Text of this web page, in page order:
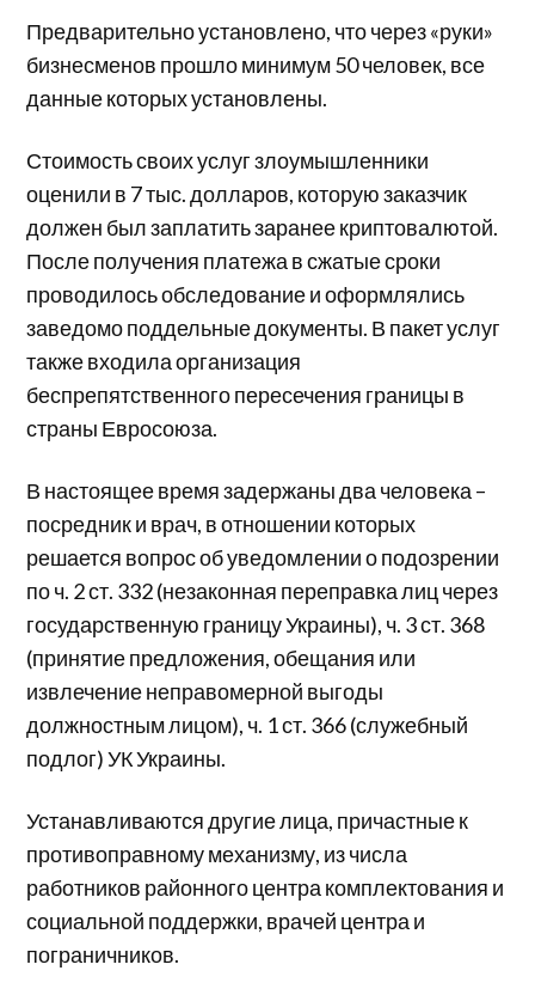
Предварительно установлено, что через «руки»
бизнесменов прошло минимум 50 человек, все
данные которых установлены.
Стоимость своих услуг злоумышленники
оценили в 7 тыс. долларов, которую заказчик
должен был заплатить заранее криптовалютой.
После получения платежа в сжатые сроки
проводилось обследование и оформлялись
заведомо поддельные документы. В пакет услуг
также входила организация
беспрепятственного пересечения границы в
страны Евросоюза.
В настоящее время задержаны два человека –
посредник и врач, в отношении которых
решается вопрос об уведомлении о подозрении
по ч. 2 ст. 332 (незаконная переправка лиц через
государственную границу Украины), ч. 3 ст. 368
(принятие предложения, обещания или
извлечение неправомерной выгоды
должностным лицом), ч. 1 ст. 366 (служебный
подлог) УК Украины.
Устанавливаются другие лица, причастные к
противоправному механизму, из числа
работников районного центра комплектования и
социальной поддержки, врачей центра и
пограничников.